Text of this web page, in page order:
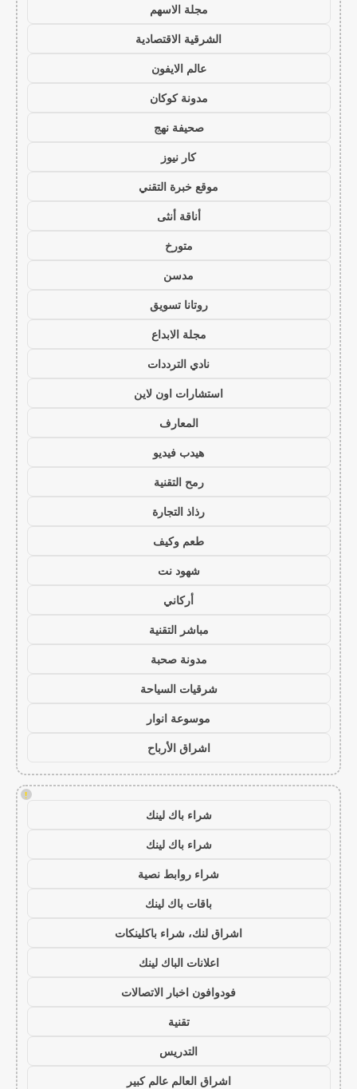
مجلة الاسهم
الشرقية الاقتصادية
عالم الايفون
مدونة كوكان
صحيفة نهج
كار نيوز
موقع خبرة التقني
أناقة أنثى
متورخ
مدسن
روتانا تسويق
مجلة الابداع
نادي الترددات
استشارات اون لاين
المعارف
هيدب فيديو
رمح التقنية
رذاذ التجارة
طعم وكيف
شهود نت
أركاني
مباشر التقنية
مدونة صحبة
شرقيات السياحة
موسوعة انوار
اشراق الأرباح
!
شراء باك لينك
شراء باك لينك
شراء روابط نصية
باقات باك لينك
اشراق لنك، شراء باكلينكات
اعلانات الباك لينك
فودوافون اخبار الاتصالات
تقنية
التدريس
اشراق العالم عالم كبير